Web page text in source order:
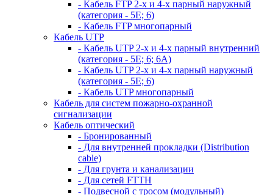
- Кабель FTP 2-х и 4-х парный наружный
(категория - 5Е; 6)
- Кабель FTP многопарный
Кабель UTP
- Кабель UTP 2-х и 4-х парный внутренний
(категория - 5Е; 6; 6А)
- Кабель UTP 2-х и 4-х парный наружный
(категория - 5Е; 6)
- Кабель UTP многопарный
Кабель для систем пожарно-охранной
сигнализации
Кабель оптический
- Бронированный
- Для внутренней прокладки (Distribution
cable)
- Для грунта и канализации
- Для сетей FTTH
- Подвесной с тросом (модульный)